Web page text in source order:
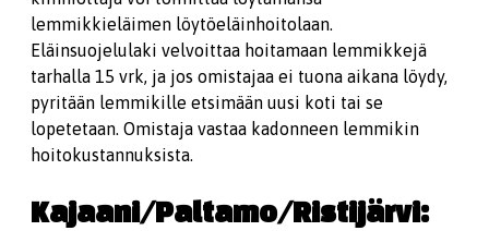
lemmikkieläimen löytöeläinhoitolaan.
Eläinsuojelulaki velvoittaa hoitamaan lemmikkejä
tarhalla 15 vrk, ja jos omistajaa ei tuona aikana löydy,
pyritään lemmikille etsimään uusi koti tai se
lopetetaan. Omistaja vastaa kadonneen lemmikin
hoitokustannuksista.
Kajaani/Paltamo/Ristijärvi: